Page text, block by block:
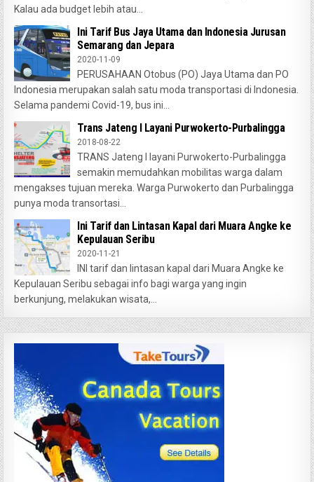
Kalau ada budget lebih atau...
Ini Tarif Bus Jaya Utama dan Indonesia Jurusan
Semarang dan Jepara
2020-11-09
PERUSAHAAN Otobus (PO) Jaya Utama dan PO
Indonesia merupakan salah satu moda transportasi di Indonesia.
Selama pandemi Covid-19, bus ini...
Trans Jateng I Layani Purwokerto-Purbalingga
2018-08-22
TRANS Jateng I layani Purwokerto-Purbalingga
semakin memudahkan mobilitas warga dalam
mengakses tujuan mereka. Warga Purwokerto dan Purbalingga
punya moda transortasi...
Ini Tarif dan Lintasan Kapal dari Muara Angke ke
Kepulauan Seribu
2020-11-21
INI tarif dan lintasan kapal dari Muara Angke ke
Kepulauan Seribu sebagai info bagi warga yang ingin
berkunjung, melakukan wisata,...